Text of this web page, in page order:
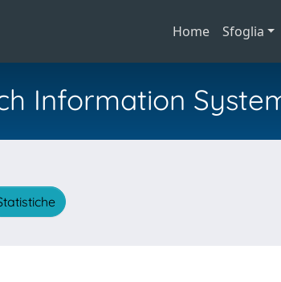
Home Sfoglia
Information